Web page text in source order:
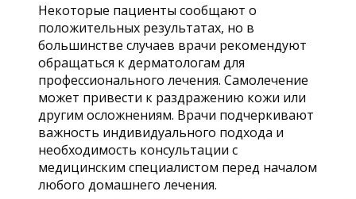
Некоторые пациенты сообщают о
положительных результатах, но в
большинстве случаев врачи рекомендуют
обращаться к дерматологам для
профессионального лечения. Самолечение
может привести к раздражению кожи или
другим осложнениям. Врачи подчеркивают
важность индивидуального подхода и
необходимость консультации с
медицинским специалистом перед началом
любого домашнего лечения.